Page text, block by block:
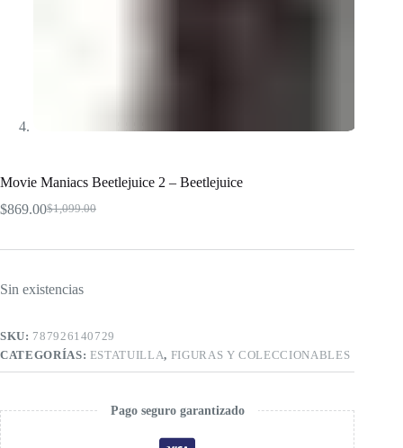
Movie Maniacs Beetlejuice 2 – Beetlejuice
$1,099.00
El
original
$869.00El
actual
Sin existencias
SKU: 787926140729
CATEGORÍAS: ESTATUILLA, FIGURAS Y COLECCIONABLES
Pago seguro garantizado